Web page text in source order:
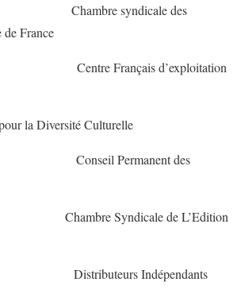
syndicale des
France
Français d’exploitation
pour la Diversité Culturelle
Permanent des
Syndicale de L’Edition
Indépendants